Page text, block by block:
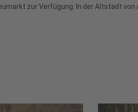
zur Verfügung. In der Altstadt von